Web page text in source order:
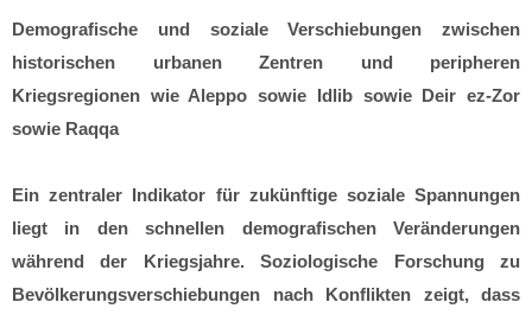
Demografische und soziale Verschiebungen zwischen
historischen urbanen Zentren und peripheren
Kriegsregionen wie Aleppo sowie Idlib sowie Deir ez-Zor
sowie Raqqa
Ein zentraler Indikator für zukünftige soziale Spannungen
liegt in den schnellen demografischen Veränderungen
während der Kriegsjahre. Soziologische Forschung zu
Bevölkerungsverschiebungen nach Konflikten zeigt, dass